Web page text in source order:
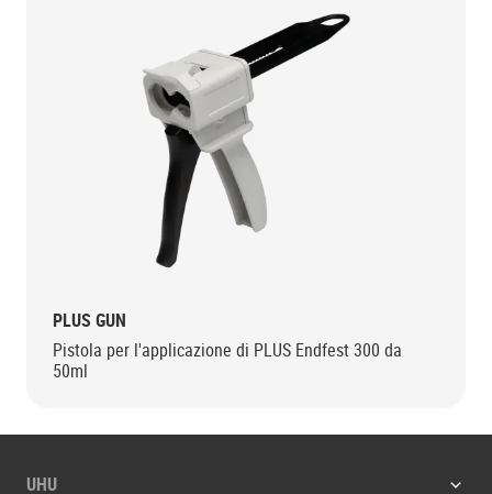
PLUS GUN
Pistola per l'applicazione di PLUS Endfest 300 da
50ml
UHU